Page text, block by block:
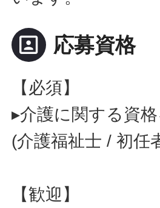
portrait 応募資格
【必須】
▸介護に関する資
(介護福祉士 / 初任
【歓迎】